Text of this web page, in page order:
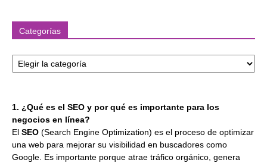
Categorías
Categorías
1. ¿Qué es el SEO y por qué es importante para los
negocios en línea?
El SEO (Search Engine Optimization) es el proceso de optimizar
una web para mejorar su visibilidad en buscadores como
Google. Es importante porque atrae tráfico orgánico, genera